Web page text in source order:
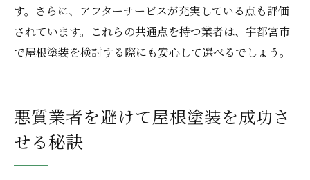
す。さらに、アフターサービスが充実している点も評価
されています。これらの共通点を持つ業者は、宇都宮市
で屋根塗装を検討する際にも安心して選べるでしょう。
悪質業者を避けて屋根塗装を成功さ
せる秘訣